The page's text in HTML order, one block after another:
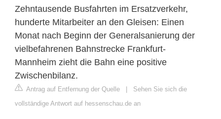
Zehntausende Busfahrten im Ersatzverkehr,
hunderte Mitarbeiter an den Gleisen: Einen
Monat nach Beginn der Generalsanierung der
vielbefahrenen Bahnstrecke Frankfurt-
Mannheim zieht die Bahn eine positive
Zwischenbilanz.
Antrag auf Entfernung der Quelle | Sehen Sie sich die
vollständige Antwort auf hessenschau.de an